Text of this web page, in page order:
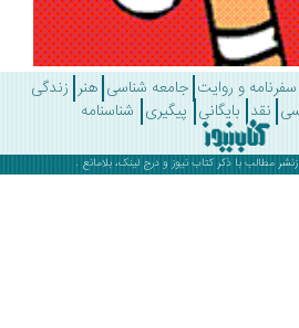
و روایت جامعه شناسی هنر زندگی
بایگانی پیگیری شناسنامه
با ذکرکتاب نیوز و درج لینک، بلامانع .